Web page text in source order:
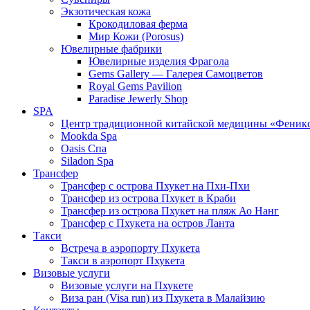
Экзотическая кожа
Крокодиловая ферма
Мир Кожи (Porosus)
Ювелирные фабрики
Ювелирные изделия Фрагола
Gems Gallery — Галерея Самоцветов
Royal Gems Pavilion
Paradise Jewerly Shop
SPA
Центр традиционной китайской медицины
Mookda Spa
Oasis Спа
Siladon Spa
Трансфер
Трансфер с острова Пхукет на Пхи-Пхи
Трансфер из острова Пхукет в Краби
Трансфер из острова Пхукет на пляж Ао Нанг
Трансфер с Пхукета на остров Ланта
Такси
Встреча в аэропорту Пхукета
Такси в аэропорт Пхукета
Визовые услуги
Визовые услуги на Пхукете
Виза ран (Visa run) из Пхукета в Малайзию